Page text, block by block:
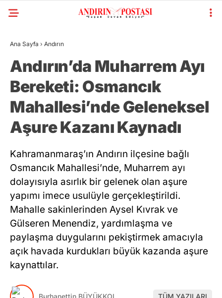
Ana Sayfa › Andırın
Andırın’da Muharrem Ayı
Bereketi: Osmancık
Mahallesi’nde Geleneksel
Aşure Kazanı Kaynadı
Kahramanmaraş’ın Andırın ilçesine bağlı
Osmancık Mahallesi’nde, Muharrem ayı
dolayısıyla asırlık bir gelenek olan aşure
yapımı imece usulüyle gerçekleştirildi.
Mahalle sakinlerinden Aysel Kıvrak ve
Gülseren Menendiz, yardımlaşma ve
paylaşma duygularını pekiştirmek amacıyla
açık havada kurdukları büyük kazanda aşure
kaynattılar.